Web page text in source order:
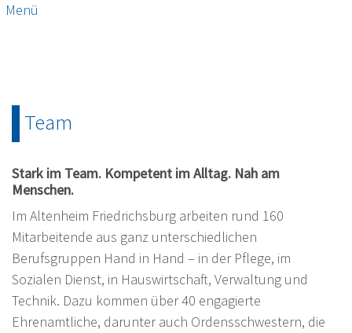
Menü
Team
Stark im Team. Kompetent im Alltag. Nah am
Menschen.
Im Altenheim Friedrichsburg arbeiten rund 160
Mitarbeitende aus ganz unterschiedlichen
Berufsgruppen Hand in Hand – in der Pflege, im
Sozialen Dienst, in Hauswirtschaft, Verwaltung und
Technik. Dazu kommen über 40 engagierte
Ehrenamtliche, darunter auch Ordensschwestern, die